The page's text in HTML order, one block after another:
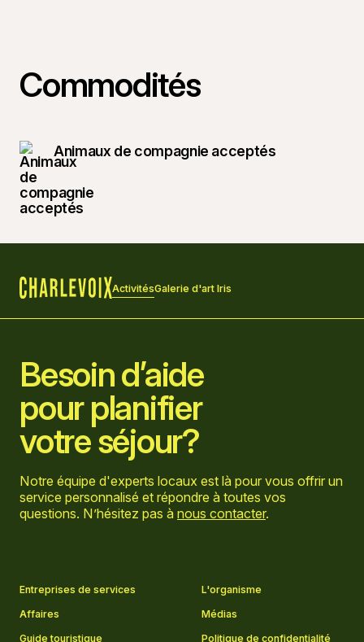
Commodités
Animaux de compagnie acceptés
ActivitésGalerie d'art Iris
Besoin d’aide
pour planifier
votre séjour?
Notre équipe d'experts locaux est là pour vous offrir un
service personnalisé et répondre à toutes vos
questions. N’hésitez pas à nous contacter.
Entreprises de services
L'organisme
Affaires
Médias
Guide touristique
Politique de confidentialité